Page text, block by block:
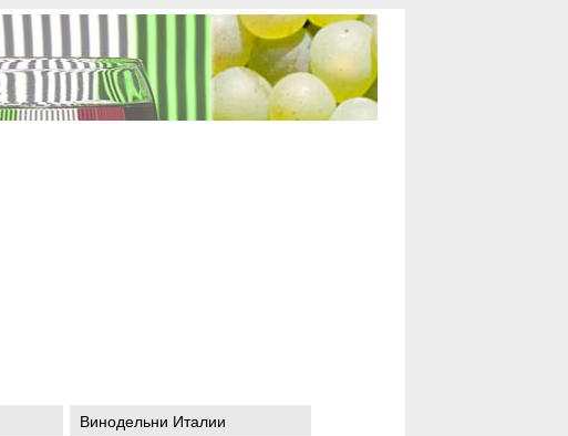
Винодельни Италии